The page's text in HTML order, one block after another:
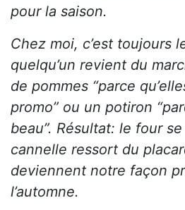
pour la saison.
Chez moi, c’est toujours
quelqu’un revient du
de pommes “parce
promo” ou un potiron
beau”. Résultat: le four
cannelle ressort du
deviennent notre façon
l’automne.